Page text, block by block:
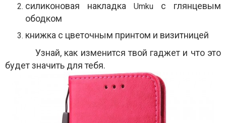
силиконовая накладка Umku с глянцевым
ободком
книжка с цветочным принтом и визитницей
Узнай, как изменится твой гаджет и что это
будет значить для тебя.